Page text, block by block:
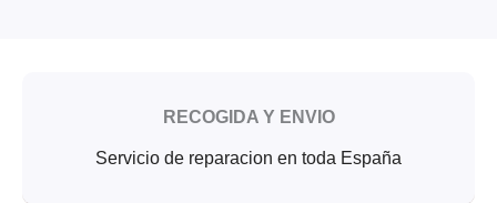
RECOGIDA Y ENVIO
Servicio de reparacion en toda España